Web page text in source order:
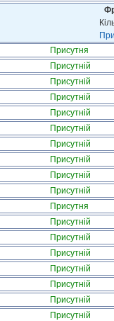
Присутня
Присутній
Присутній
Присутній
Присутній
Присутній
Присутній
Присутній
Присутній
Присутній
Присутня
Присутній
Присутній
Присутній
Присутній
Присутній
Присутній
Присутній